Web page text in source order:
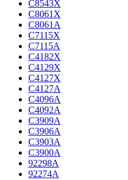
C8543X
C8061X
C8061A
C7115X
C7115A
C4182X
C4129X
C4127X
C4127A
C4096A
C4092A
C3909A
C3906A
C3903A
C3900A
92298A
92274A